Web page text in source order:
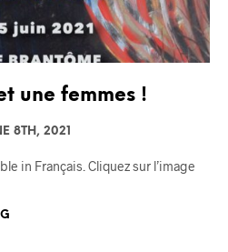
une femmes !
8TH, 2021
in Français. Cliquez sur l’image